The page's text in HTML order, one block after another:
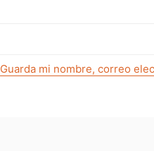
Guarda mi nombre, correo